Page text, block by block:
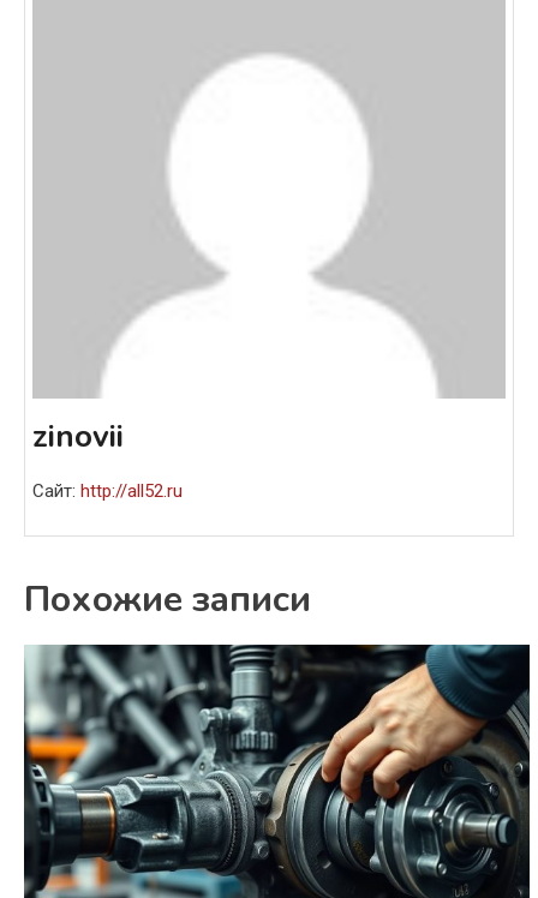
zinovii
Сайт: http://all52.ru
Похожие записи